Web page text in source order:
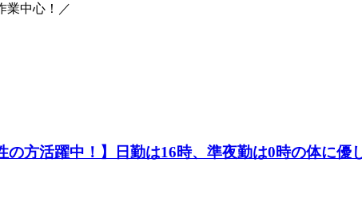
業中心！／
の方活躍中！】日勤は16時、準夜勤は0時の体に